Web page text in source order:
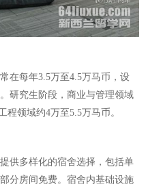
在每年3.5万至4.5万马币，设
研究生阶段，商业与管理领域
程领域约4万至5.5万马币。
供多样化的宿舍选择，包括单
分房间免费。宿舍内基础设施